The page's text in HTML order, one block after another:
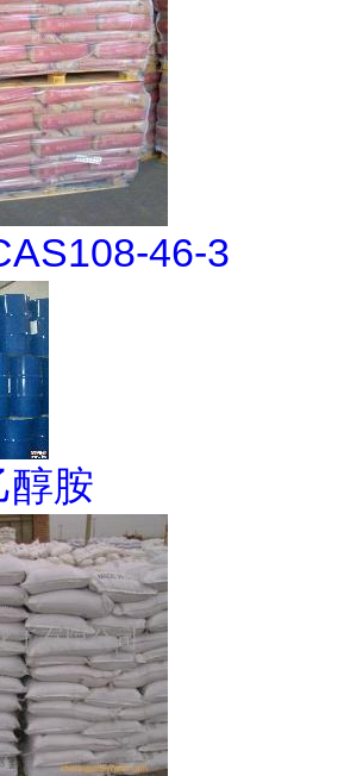
46-3
醇胺